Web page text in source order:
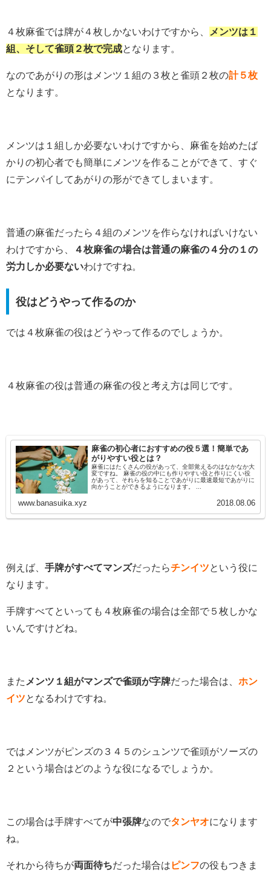
４枚麻雀では牌が４枚しかないわけですから、
メンツは１
組、そして雀頭２枚で完成となります。
なのであがりの形はメンツ１組の３枚と雀頭２枚の計５枚
となります。
メンツは１組しか必要ないわけですから、麻雀を始めたば
かりの初心者でも簡単にメンツを作ることができて、すぐ
にテンパイしてあがりの形ができてしまいます。
普通の麻雀だったら４組のメンツを作らなければいけない
わけですから、
４枚麻雀の場合は普通の麻雀の４分の１の
労力しか必要ないわけですね。
役はどうやって作るのか
では４枚麻雀の役はどうやって作るのでしょうか。
４枚麻雀の役は普通の麻雀の役と考え方は同じです。
麻雀の初心者におすすめの役５選！簡単であ
がりやすい役とは？
麻雀にはたくさんの役があって、全部覚えるのはなかなか大
変ですね。 麻雀の役の中にも作りやすい役と作りにくい役
があって、それらを知ることであがりに最速最短であがりに
向かうことができるようになります。 ...
www.banasuika.xyz 2018.08.06
例えば、 手牌がすべてマンズだったらチンイツという役に
なります。
手牌すべてといっても４枚麻雀の場合は全部で５枚しかな
いんですけどね。
また メンツ１組がマンズで雀頭が字牌だった場合は、 ホン
イツとなるわけですね。
ではメンツがピンズの３４５のシュンツで雀頭がソーズの
２という場合はどのような役になるでしょうか。
この場合は手牌すべてが中張牌なのでタンヤオになります
ね。
それから待ちが両面待ちだった場合は ピンフの役もつきま